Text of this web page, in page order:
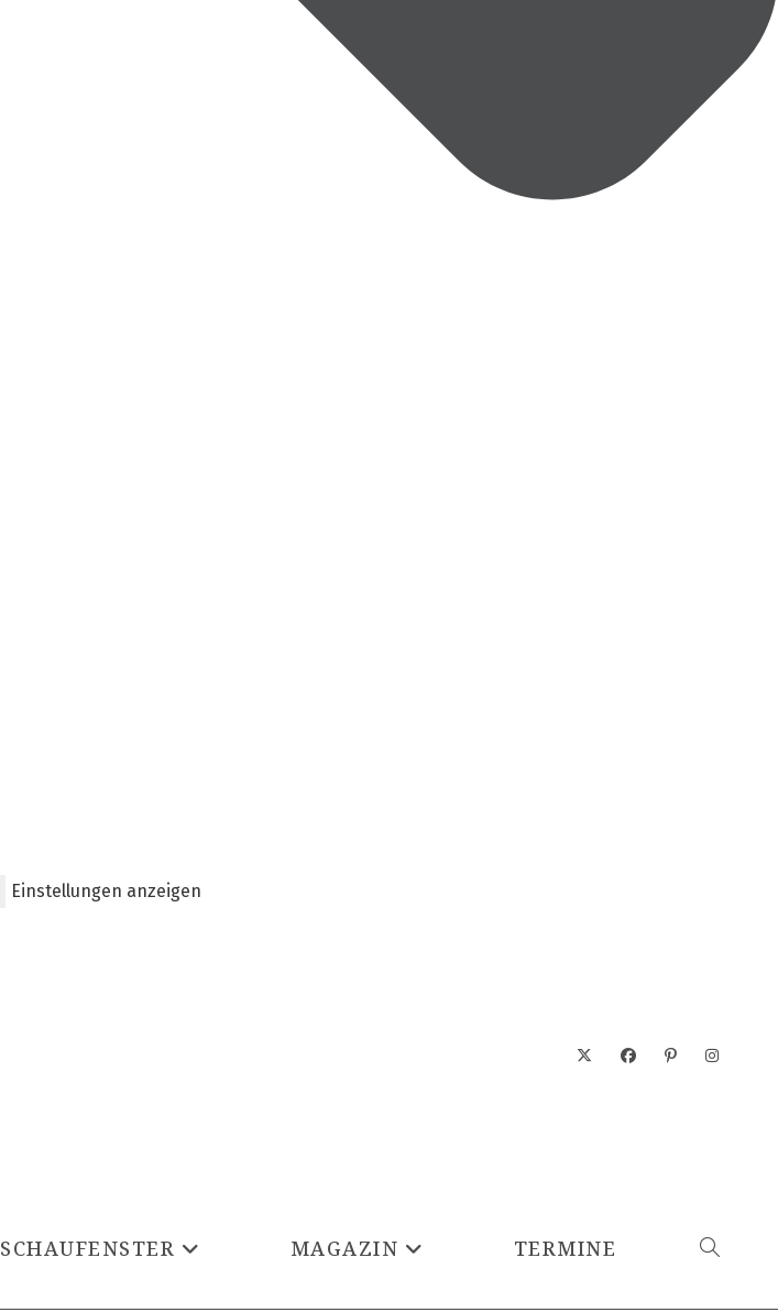
Einstellungen anzeigen
SCHAUFENSTER MAGAZIN TERMINE WEBSITE-